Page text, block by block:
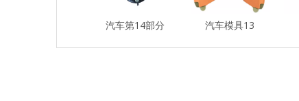
汽车第14部分 汽车模具13